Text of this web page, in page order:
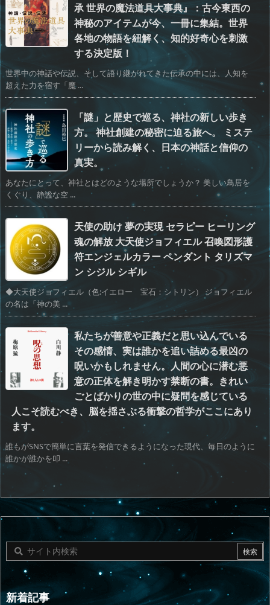
承 世界の魔法道具大事典』：古今東西の
神秘のアイテムが今、一冊に集結。世界
各地の物語を紐解く、知的好奇心を刺激
する決定版！
世界中の神話や伝説、そして語り継がれてきた伝承の中には、人知を
超えた力を宿す「魔 ...
「謎」と歴史で巡る、神社の新しい歩き
方。 神社創建の秘密に迫る旅へ。 ミステ
リーから読み解く、日本の神話と信仰の
真実。
あなたにとって、神社とはどのような場所でしょうか？ 美しい鳥居を
くぐり、静謐な空 ...
天使の助け 夢の実現 セラピー ヒーリング
魂の解放 大天使ジョフィエル 召喚図形護
符エンジェルカラー ペンダント タリズマ
ン シジル シギル
◆大天使ジョフィエル（色:イエロー 宝石：シトリン） ジョフィエル
の名は「神の美 ...
私たちが善意や正義だと思い込んでいる
その感情、実は誰かを追い詰める最凶の
呪いかもしれません。人間の心に潜む悪
意の正体を解き明かす禁断の書。きれい
ごとばかりの世の中に疑問を感じている
人こそ読むべき、脳を揺さぶる衝撃の哲学がここにあり
ます。
誰もがSNSで簡単に言葉を発信できるようになった現代、毎日のように
誰かが誰かを叩 ...
新着記事